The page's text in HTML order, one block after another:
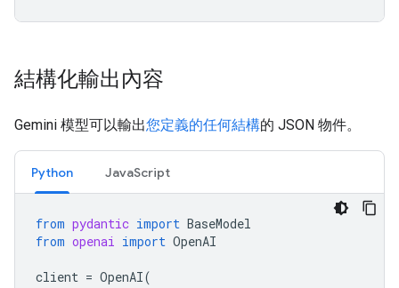
結構化輸出內容
Gemini 模型可以輸出您定義的任何結構的 JSON 物件。
Python JavaScript
from pydantic import BaseModel
from openai import OpenAI
client = OpenAI(